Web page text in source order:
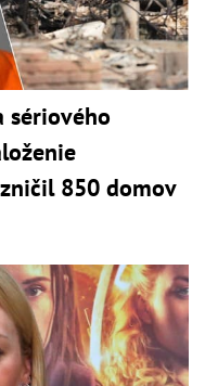
sériového
850 domov